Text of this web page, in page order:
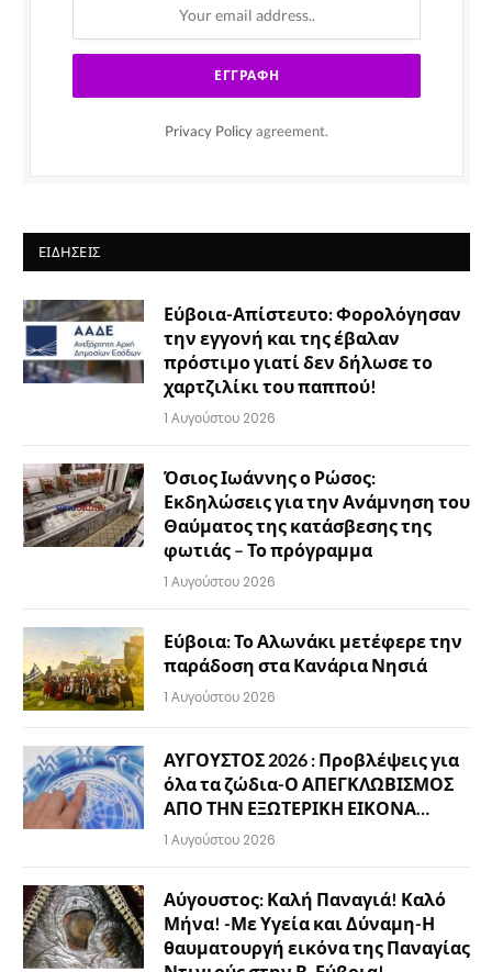
Privacy Policy agreement.
ΕΙΔΉΣΕΙΣ
Εύβοια-Απίστευτο: Φορολόγησαν
την εγγονή και της έβαλαν
πρόστιμο γιατί δεν δήλωσε το
χαρτζιλίκι του παππού!
1 Αυγούστου 2026
Όσιος Ιωάννης ο Ρώσος:
Εκδηλώσεις για την Ανάμνηση του
Θαύματος της κατάσβεσης της
φωτιάς – Το πρόγραμμα
1 Αυγούστου 2026
Εύβοια: Το Αλωνάκι μετέφερε την
παράδοση στα Κανάρια Νησιά
1 Αυγούστου 2026
ΑΥΓΟΥΣΤΟΣ 2026 : Προβλέψεις για
όλα τα ζώδια-Ο ΑΠΕΓΚΛΩΒΙΣΜΟΣ
ΑΠΟ ΤΗΝ ΕΞΩΤΕΡΙΚΗ ΕΙΚΟΝΑ…
1 Αυγούστου 2026
Αύγουστος: Καλή Παναγιά! Καλό
Μήνα! -Με Υγεία και Δύναμη-Η
θαυματουργή εικόνα της Παναγίας